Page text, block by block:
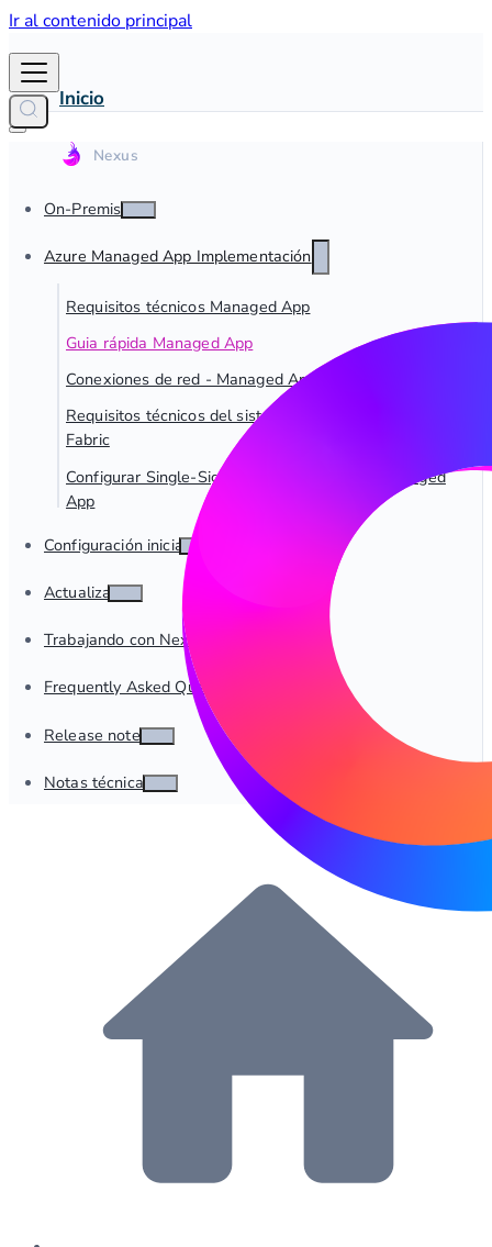
Ir al contenido principal
Inicio
On-Premise
Azure Managed App Implementación
Requisitos técnicos Managed App
Guia rápida Managed App
Conexiones de red - Managed App
Requisitos técnicos del sistema para las conexiones de
Fabric
Configurar Single-Sign On para dab Nexus Managed
App
Configuración inicial
Actualizar
Trabajando con Nexus
Frequently Asked Questions
Release notes
Notas técnicas